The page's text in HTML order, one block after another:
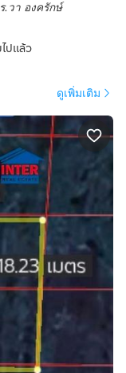
วา องครักษ์
ปแล้ว
ดูเพิ่มเติม